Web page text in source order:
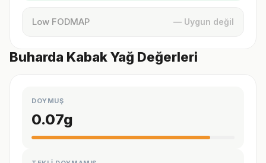
Low FODMAP — Uygun değil
Buharda Kabak Yağ Değerleri
DOYMUŞ
0.07g